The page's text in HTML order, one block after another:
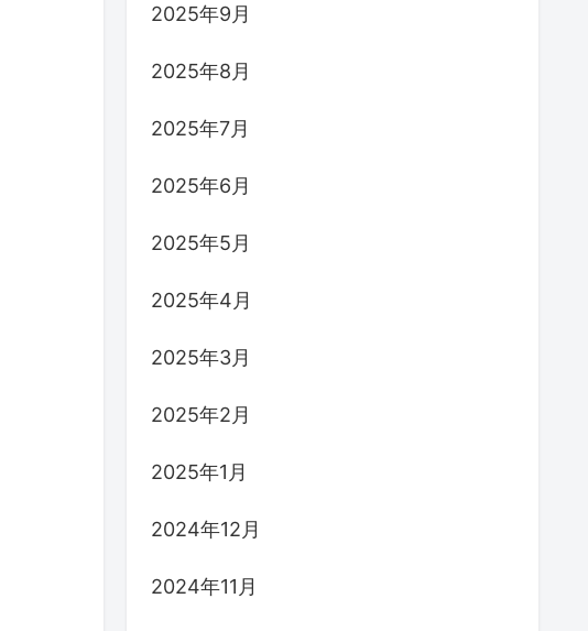
2025年9月
2025年8月
2025年7月
2025年6月
2025年5月
2025年4月
2025年3月
2025年2月
2025年1月
2024年12月
2024年11月